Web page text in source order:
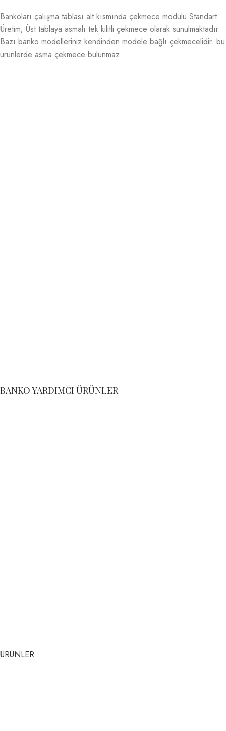
Bankoları çalışma tablası alt kısmında çekmece modülü Standart
Üretim; Üst tablaya asmalı tek kilitli çekmece olarak sunulmaktadır.
Bazı banko modelleriniz kendinden modele bağlı çekmecelidir. bu
ürünlerde asma çekmece bulunmaz.
BANKO YARDIMCI ÜRÜNLER
ÜRÜNLER